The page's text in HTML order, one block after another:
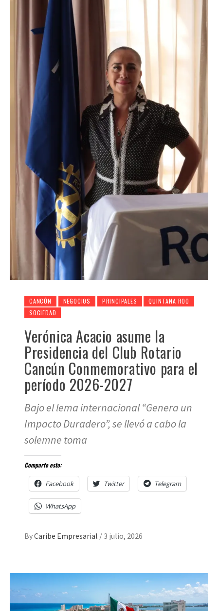
CANCÚN NEGOCIOS PRINCIPALES
QUINTANA ROO
SOCIEDAD
Verónica Acacio asume la
Presidencia del Club Rotario
Cancún Conmemorativo para el
período 2026-2027
Bajo el lema internacional “Genera un
Impacto Duradero”, se llevó a cabo la
solemne toma
Comparte esto:
Facebook Twitter Telegram
WhatsApp
ByCaribe Empresarial / 3 julio, 2026